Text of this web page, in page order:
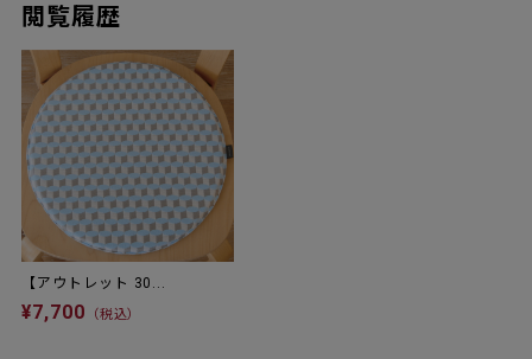
閲覧履歴
【アウトレット 30...
¥7,700 （税込）